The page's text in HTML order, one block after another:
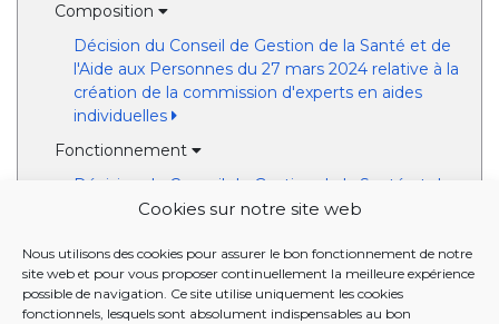
Cookies sur notre site web
Nous utilisons des cookies pour assurer le bon fonctionnement de notre
site web et pour vous proposer continuellement la meilleure expérience
possible de navigation. Ce site utilise uniquement les cookies
fonctionnels, lesquels sont absolument indispensables au bon
Composition
Décision du Conseil de Gestion de la Santé et de
l'Aide aux Personnes du 27 mars 2024 relative à la
création de la commission d'experts en aides
individuelles
Fonctionnement
Décision du Conseil de Gestion de la Santé et de
l'Aide aux Personnes du 27 mars 2024 relative à la
individuelles - Modifiée par décision du Conseil le
26 novembre 2024
Règlement d'ordre intérieur de la commission